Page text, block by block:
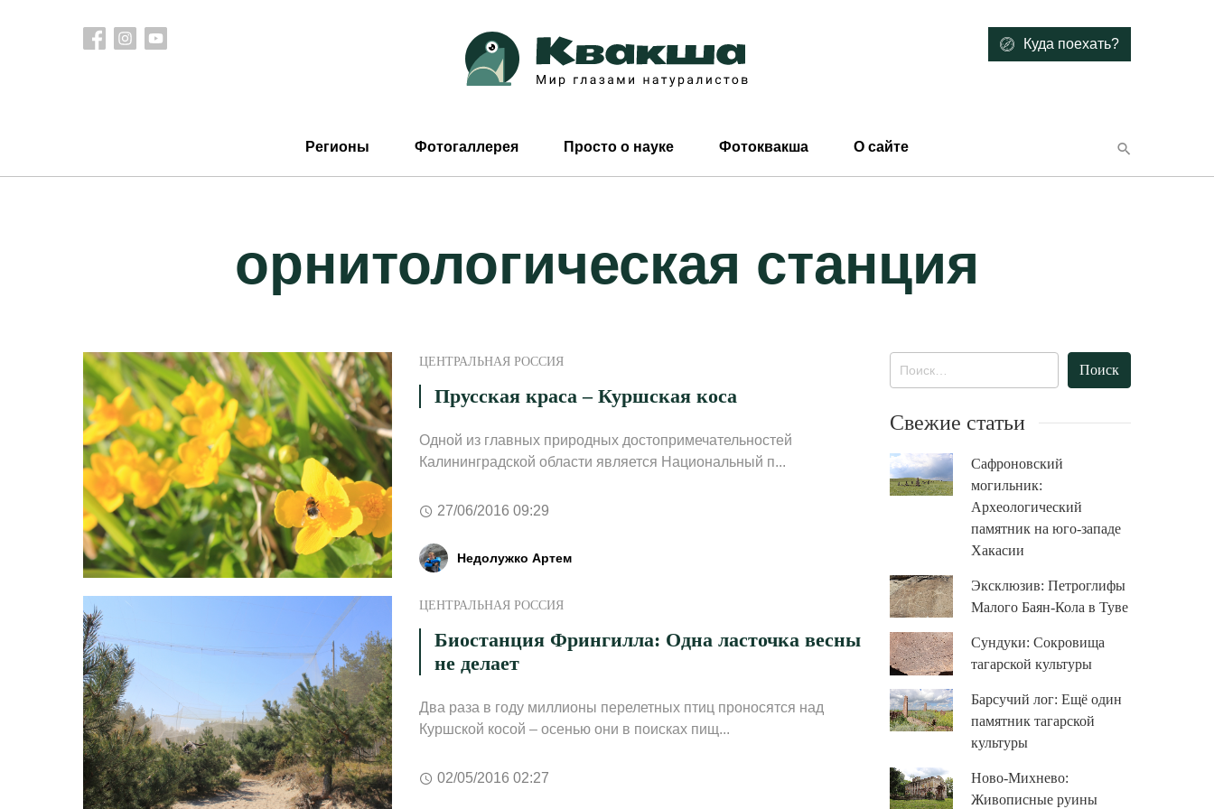
Куда поехать?
Регионы Фотогаллерея Просто о науке Фотоквакша О сайте
орнитологическая станция
ЦЕНТРАЛЬНАЯ РОССИЯ
Прусская краса – Куршская коса
Одной из главных природных достопримечательностей
Калининградской области является Национальный п...
27/06/2016 09:29
Недолужко Артем
ЦЕНТРАЛЬНАЯ РОССИЯ
Биостанция Фрингилла: Одна ласточка весны
не делает
Два раза в году миллионы перелетных птиц проносятся над
Куршской косой – осенью они в поисках пищ...
02/05/2016 02:27
Свежие статьи
Сафроновский
могильник:
Археологический
памятник на юго-западе
Хакасии
Эксклюзив: Петроглифы
Малого Баян-Кола в Туве
Сундуки: Сокровища
тагарской культуры
Барсучий лог: Ещё один
памятник тагарской
культуры
Ново-Михнево:
Живописные руины